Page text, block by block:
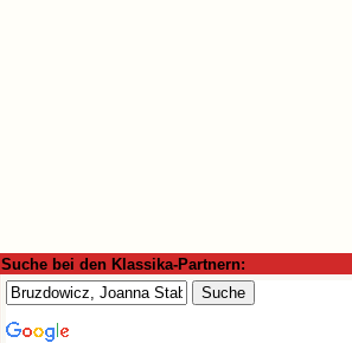
Suche bei den Klassika-Partnern: